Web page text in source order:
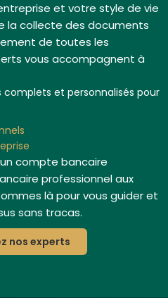
et votre style de vie
la collecte des documents
de toutes les
vous accompagnent à
complets et personnalisés pour
compte bancaire
professionnel aux
là pour vous guider et
sans tracas.
nos experts